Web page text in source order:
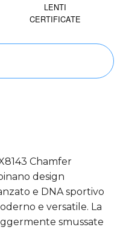
LENTI
CERTIFICATE
Chamfer
design
e DNA sportivo
e versatile. La
smussate